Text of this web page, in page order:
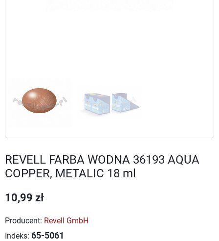
REVELL FARBA WODNA 36193 AQUA
COPPER, METALIC 18 ml
10,99 zł
Producent: Revell GmbH
Indeks: 65-5061